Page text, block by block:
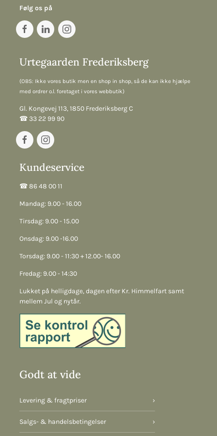
Følg os på
Urtegaarden Frederiksberg
(OBS: Ikke vores butik men en shop in shop, så de kan ikke hjælpe
med ordrer o.l. foretaget i vores webbutik)
Gl. Kongevej 113, 1850 Frederiksberg C
☎︎ 33 22 99 90
Kundeservice
☎︎ 86 48 00 11
Mandag: 9.00 - 16.00
Tirsdag: 9.00 - 15.00
Onsdag: 9.00 -16.00
Torsdag: 9.00 - 11:30 + 12.00- 16.00
Fredag: 9.00 - 14:30
Lukket på helligdage, dagen efter Kr. Himmelfart samt
mellem Jul og nytår.
Godt at vide
Levering & fragtpriser ›
Salgs- & handelsbetingelser ›